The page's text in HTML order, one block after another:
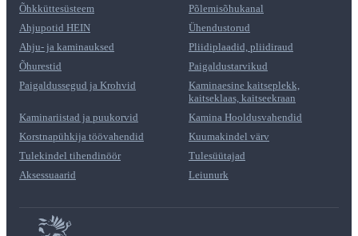
Õhkküttesüsteem
Põlemisõhukanal
Ahjupotid HEIN
Ühendustorud
Ahju- ja kaminauksed
Pliidiplaadid, pliidiraud
Õhurestid
Paigaldustarvikud
Paigaldussegud ja Krohvid
Kaminaesine kaitseplekk,
kaitseklaas, kaitseekraan
Kaminariistad ja puukorvid
Kamina Hooldusvahendid
Korstnapühkija töövahendid
Kuumakindel värv
Tulekindel tihendinöör
Tulesüütajad
Aksessuaarid
Leiunurk